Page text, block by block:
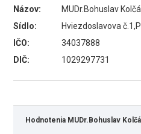
Názov:
MUDr.Bohuslav
Sídlo:
Hviezdoslavova
IČO:
34037888
DIČ:
1029297731
Hodnotenia MUDr.Bohuslav